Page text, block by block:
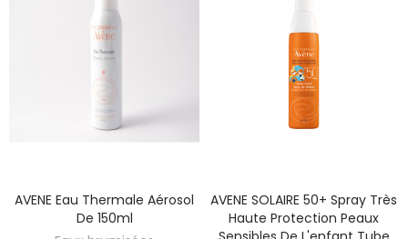
AVENE Eau Thermale Aérosol
De 150ml
AVENE SOLAIRE 50+ Spray Très
Haute Protection Peaux